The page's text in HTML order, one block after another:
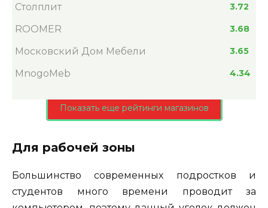
Столплит 3.72
ROOMER 3.68
Московский Дом Мебели 3.65
MnogoMeb 4.34
Показать еще рейтинги магазинов
Для рабочей зоны
Большинство современных подростков и
студентов много времени проводит за